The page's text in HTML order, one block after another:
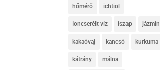
hőmérő ichtiol
Ioncserélt víz iszap jázmin
kakaóvaj kancsó kurkuma
kátrány málna